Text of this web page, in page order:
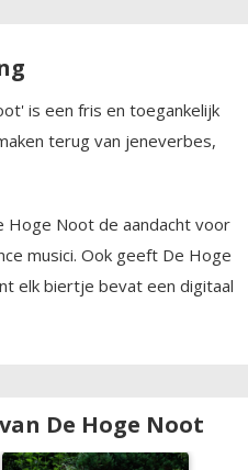
is een fris en toegankelijk
terug van jeneverbes,
Noot de aandacht voor
musici. Ook geeft De Hoge
elk biertje bevat een digitaal
De Hoge Noot